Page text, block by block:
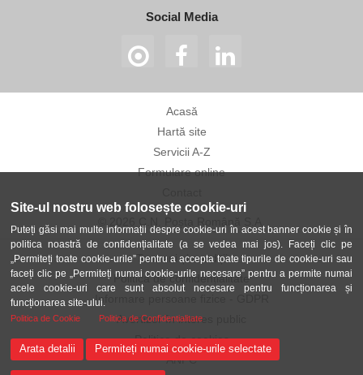
Site-ul nostru web folosește cookie-uri
Puteți găsi mai multe informații despre cookie-uri în acest banner cookie și în
politica noastră de confidențialitate (a se vedea mai jos). Faceți clic pe
„Permiteți toate cookie-urile” pentru a accepta toate tipurile de cookie-uri sau
faceți clic pe „Permiteți numai cookie-urile necesare” pentru a permite numai
acele cookie-uri care sunt absolut necesare pentru funcționarea și
funcționarea site-ului.
Politica de Cookie Politica de Confidentialitate
Arata detalii Permiteți numai cookie-urile selectate
Social Media
Acasă
Hartă site
Servicii A-Z
Formulare online
Termeni și condiții
Politica de confidențialitate
Informare persoane fizice - GDPR
Avertizor în interes public
Politica de cookies
ANPC